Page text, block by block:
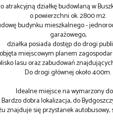
atrakcyjną działkę budowlaną w
o powierzchni ok. 2800 m2.
budynku mieszkalnego -
garażowego,
działka posiada dostęp do drogi
miejscowym planem
lasu oraz zabudowań
Do drogi głównej około 400m.
Idealne miejsce na wymarzony
Bardzo dobra lokalizacja, do
znajduje się przystanek autobusowy,